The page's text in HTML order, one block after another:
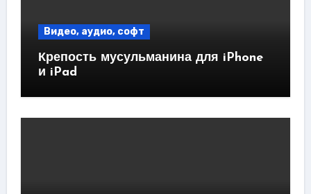
Видео, аудио, софт
Крепость мусульманина для iPhone
и iPad